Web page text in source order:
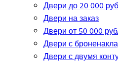
Двери до 20 000
Двери на заказ
Двери от 50 000
Двери с
Двери с двумя